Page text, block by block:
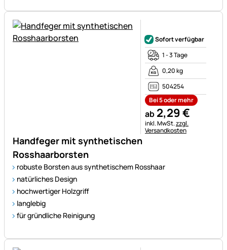
Handfeger mit synthetischen
Rosshaarborsten
robuste Borsten aus synthetischem Rosshaar
natürliches Design
hochwertiger Holzgriff
langlebig
für gründliche Reinigung
Sofort verfügbar
1 - 3 Tage
0,20 kg
504254
Bei 5 oder mehr
ab 2,29€
Steuerhinweis:
inkl. MwSt.zzgl.
Versandkosten